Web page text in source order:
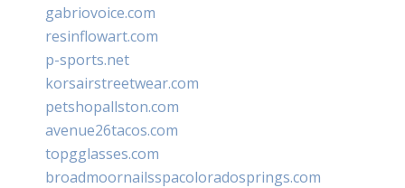
gabriovoice.com
resinflowart.com
p-sports.net
korsairstreetwear.com
petshopallston.com
avenue26tacos.com
topgglasses.com
broadmoornailsspacoloradosprings.com